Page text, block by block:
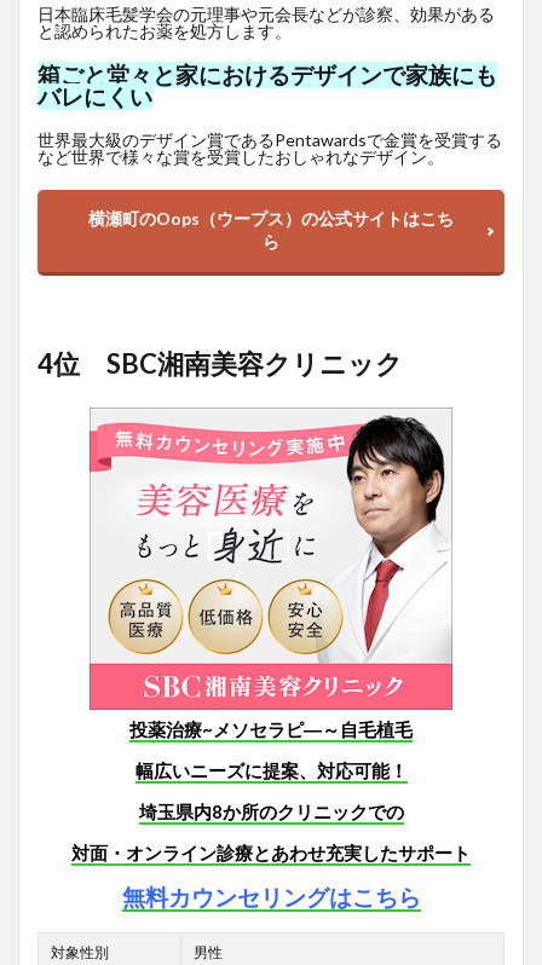
日本臨床毛髪学会の元理事や元会長などが診察、効果がある
と認められたお薬を処方します。
箱ごと堂々と家におけるデザインで家族にも
バレにくい
世界最大級のデザイン賞であるPentawardsで金賞を受賞する
など世界で様々な賞を受賞したおしゃれなデザイン。
横瀬町のOops（ウープス）の公式サイトはこち
ら
4位 SBC湘南美容クリニック
投薬治療~メソセラピ―～自毛植毛
幅広いニーズに提案、対応可能！
埼玉県内8か所のクリニックでの
対面・オンライン診療とあわせ充実したサポート
無料カウンセリングはこちら
対象性別 男性